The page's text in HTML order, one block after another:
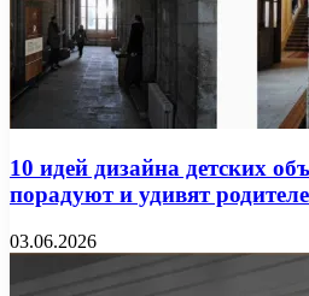
10 идей дизайна детских
порадуют и удивят
03.06.2026